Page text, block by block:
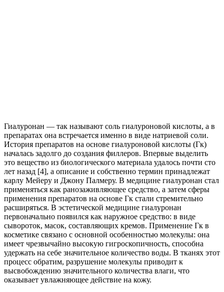
Гиалуронан — так называют соль гиалуроновой кислоты, а в
препаратах она встречается именно в виде натриевой соли.
История препаратов на основе гиалуроновой кислоты (Гк)
началась задолго до создания филлеров. Впервые выделить
это вещество из биологического материала удалось почти сто
лет назад [4], а описание и собственно термин принадлежат
карлу Мейеру и Джону Палмеру. В медицине гиалуронан стал
применяться как ранозаживляющее средство, а затем сферы
применения препаратов на основе Гк стали стремительно
расширяться. В эстетической медицине гиалуронан
первоначально появился как наружное средство: в виде
сывороток, масок, составляющих кремов. Применение Гк в
косметике связано с основной особенностью молекулы: она
имеет чрезвычайно высокую гигроскопичность, способна
удержать на себе значительное количество воды. В тканях этот
процесс обратим, разрушение молекулы приводит к
высвобождению значительного количества влаги, что
оказывает увлажняющее действие на кожу.